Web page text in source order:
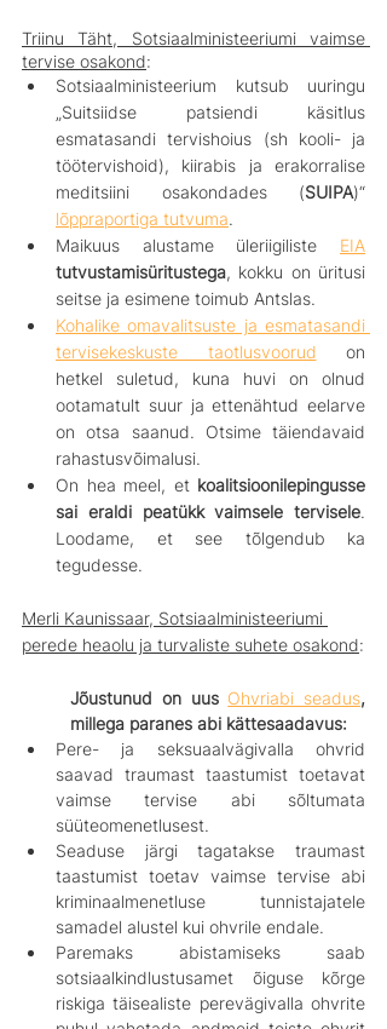
Triinu Täht, Sotsiaalministeeriumi vaimse
tervise osakond:
Sotsiaalministeerium kutsub uuringu
„Suitsiidse patsiendi käsitlus
esmatasandi tervishoius (sh kooli- ja
töötervishoid), kiirabis ja erakorralise
meditsiini osakondades (SUIPA
lõppraportiga tutvuma.
Maikuus alustame üleriigiliste EIA
tutvustamisüritustega, kokku on üritusi
seitse ja esimene toimub Antslas.
Kohalike omavalitsuste ja esmatasandi
tervisekeskuste taotlusvoorud on
hetkel suletud, kuna huvi on olnud
ootamatult suur ja ettenähtud eelarve
on otsa saanud. Otsime täiendavaid
rahastusvõimalusi.
On hea meel, et koalitsioonilepingusse
sai eraldi peatükk vaimsele tervisele.
Loodame, et see tõlgendub ka
tegudesse.
Merli Kaunissaar, Sotsiaalministeeriumi
perede heaolu ja turvaliste suhete osakond:
Jõustunud on uus Ohvriabi seadus,
millega paranes abi kättesaadavus:
Pere- ja seksuaalvägivalla ohvrid
saavad traumast taastumist toetavat
vaimse tervise abi sõltumata
süüteomenetlusest.
Seaduse järgi tagatakse traumast
taastumist toetav vaimse tervise abi
kriminaalmenetluse tunnistajatele
samadel alustel kui ohvrile endale.
Paremaks abistamiseks saab
sotsiaalkindlustusamet õiguse kõrge
riskiga täisealiste perevägivalla ohvrite